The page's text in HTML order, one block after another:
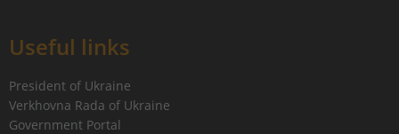
Useful links
President of Ukraine
Verkhovna Rada of Ukraine
Government Portal